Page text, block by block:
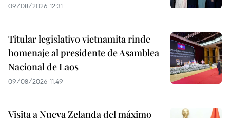
09/08/2026 12:31
Titular legislativo vietnamita rinde
homenaje al presidente de Asamblea
Nacional de Laos
09/08/2026 11:49
Visita a Nueva Zelanda del máximo